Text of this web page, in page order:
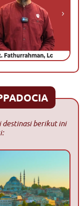
destinasi berikut ini